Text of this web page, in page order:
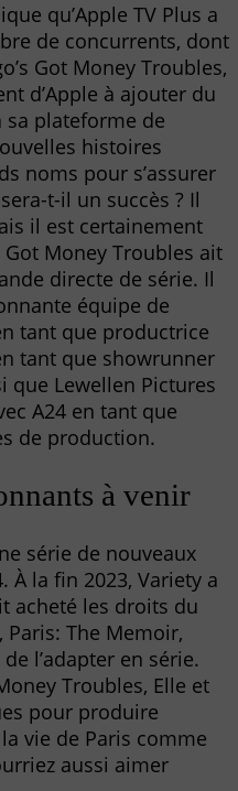
qu’Apple TV Plus a
de concurrents, dont
Got Money Troubles,
d’Apple à ajouter du
plateforme de
histoires
noms pour s’assurer
t-il un succès ? Il
il est certainement
Got Money Troubles ait
directe de série. Il
équipe de
tant que productrice
tant que showrunner
que Lewellen Pictures
A24 en tant que
de production.
à venir
série de nouveaux
À la fin 2023, Variety a
acheté les droits du
The Memoir,
l’adapter en série.
Troubles, Elle et
pour produire
vie de Paris comme
aussi aimer